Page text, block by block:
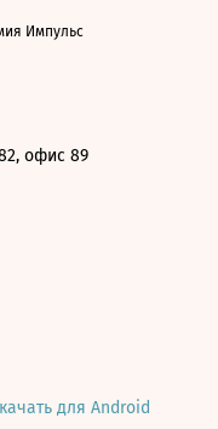
Импульс
офис 89
для Android